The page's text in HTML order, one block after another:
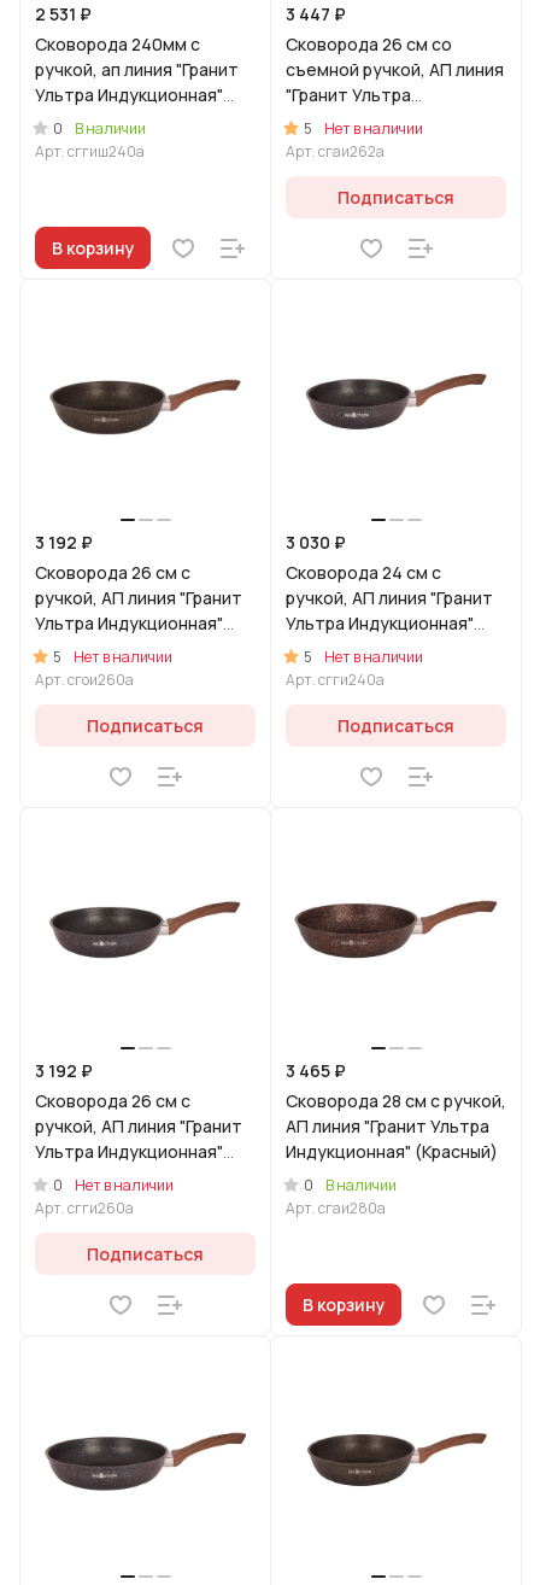
2 531 ₽
Сковорода 240мм с
ручкой, ап линия "Гранит
Ультра Индукционная"
(синий)
0
В наличии
Арт.сггиш240а
В корзину
3 447 ₽
Сковорода 26 см со
съемной ручкой, АП линия
"Гранит Ультра
Индукционная" (Красный)
5
Нет в наличии
Арт.сгаи262а
Подписаться
3 192 ₽
Сковорода 26 см с
ручкой, АП линия "Гранит
Ультра Индукционная"
(Оригинальный)
5
Нет в наличии
Арт.сгои260а
Подписаться
3 030 ₽
Сковорода 24 см с
ручкой, АП линия "Гранит
Ультра Индукционная"
(Синий)
5
Нет в наличии
Арт.сгги240а
Подписаться
3 192 ₽
Сковорода 26 см с
ручкой, АП линия "Гранит
Ультра Индукционная"
(Синий)
0
Нет в наличии
Арт.сгги260а
Подписаться
3 465 ₽
Сковорода 28 см с ручкой,
АП линия "Гранит Ультра
Индукционная" (Красный)
0
В наличии
Арт.сгаи280а
В корзину